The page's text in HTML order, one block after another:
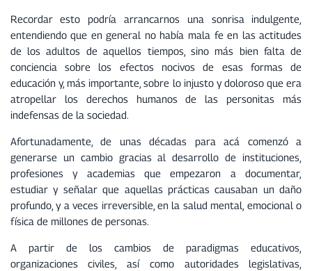
d
o
Recordar esto podría arrancarnos una sonrisa indulgente,
entendiendo que en general no había mala fe en las actitudes
de los adultos de aquellos tiempos, sino más bien falta de
conciencia sobre los efectos nocivos de esas formas de
educación y, más importante, sobre lo injusto y doloroso que era
atropellar los derechos humanos de las personitas más
indefensas de la sociedad.
Afortunadamente, de unas décadas para acá comenzó a
generarse un cambio gracias al desarrollo de instituciones,
profesiones y academias que empezaron a documentar,
estudiar y señalar que aquellas prácticas causaban un daño
profundo, y a veces irreversible, en la salud mental, emocional o
física de millones de personas.
A partir de los cambios de paradigmas educativos,
organizaciones civiles, así como autoridades legislativas,